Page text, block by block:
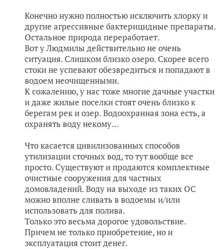
Конечно нужно полностью исключить хлорку и
другие агрессивные бактерицидные препараты.
Остальное природа переработает.
Вот у Людмилы действительно не очень
ситуация. Слишком близко озеро. Скорее всего
стоки не успевают обезвредиться и попадают в
водоем неочищенными.
К сожалению, у нас тоже многие дачные участки
и даже жилые поселки стоят очень близко к
берегам рек и озер. Водоохранная зона есть, а
охранять воду некому…
Что касается цивилизованных способов
утилизации сточных вод, то тут вообще все
просто. Существуют и продаются комплектные
очистные сооружения для частных
домовладений. Воду на выходе из таких ОС
можно вполне сливать в водоемы и/или
использовать для полива.
Только это весьма дорогое удовольствие.
Причем не только приобретение, но и
эксплуатация стоит денег.